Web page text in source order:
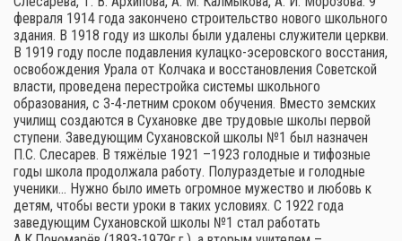
февраля 1914 года закончено строительство нового школьного
здания. В 1918 году из школы были удалены служители церкви.
В 1919 году после подавления кулацко-эсеровского восстания,
освобождения Урала от Колчака и восстановления Советской
власти, проведена перестройка системы школьного
образования, с 3-4-летним сроком обучения. Вместо земских
училищ создаются в Сухановке две трудовые школы первой
ступени. Заведующим Сухановской школы №1 был назначен
П.С. Слесарев. В тяжёлые 1921 –1923 голодные и тифозные
годы школа продолжала работу. Полураздетые и голодные
ученики… Нужно было иметь огромное мужество и любовь к
детям, чтобы вести уроки в таких условиях. С 1922 года
заведующим Сухановской школы №1 стал работать